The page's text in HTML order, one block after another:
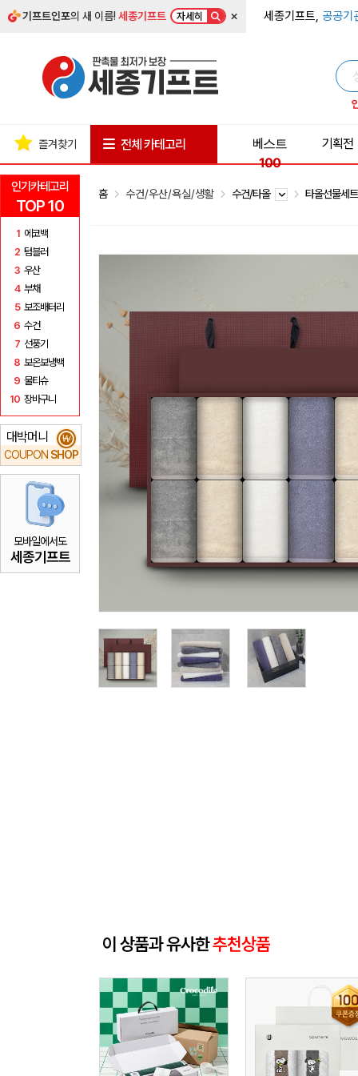
기프트인포의 새 이름!세종기프트 자세히 × 세종기프트, 공공기
인기카테고리
TOP 10
1 에코백
2 텀블러
3 우산
4 부채
5 보조배터리
6 수건
7 선풍기
8 보온보냉백
9 물티슈
10 장바구니
대박머니
COUPON SHOP
₩
모바일에서도
세종기프트
즐겨찾기 전체 카테고리
베스트
100
기획전
홈 수건/우산/욕실/생활 수건/타올 타올선물세
이 상품과 유사한추천상품